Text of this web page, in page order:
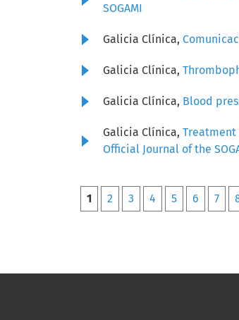
SOGAMI
Galicia Clínica,
Galicia Clínica,
Galicia Clínica, Blood
Galicia Clínica,
Official Journal of the
1 2 3 4 5 6 7